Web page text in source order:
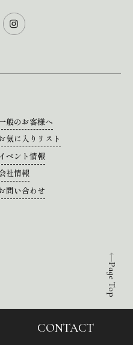
CONTACT
Page Top
般のお客様へ
気に入りリスト
イベント情報
社情報
問い合わせ